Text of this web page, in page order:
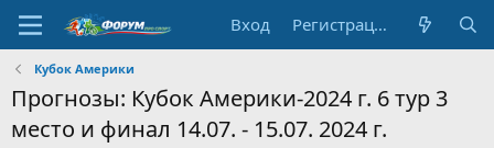
Вход Регистрация
Кубок Америки
Прогнозы: Кубок Америки-2024 г. 6 тур 3
место и финал 14.07. - 15.07. 2024 г.